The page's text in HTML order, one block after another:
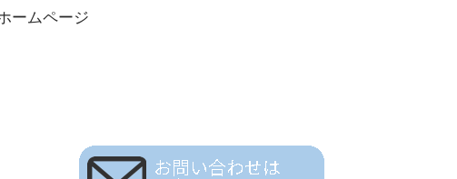
ームページ